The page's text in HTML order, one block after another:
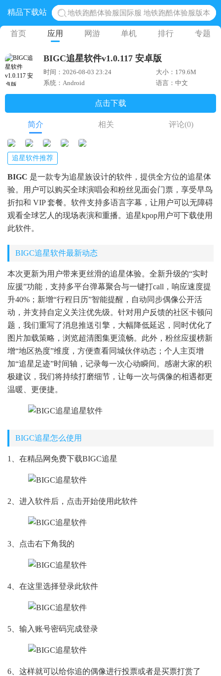
精品下载站
网易光遇手游正版 点亮星空共庆周年
黎明觉醒生机腾讯正版 黎明觉醒生机国际服
奥特曼王者传奇 正版奥特曼游戏
首页 应用 网游 单机 排行 专题
BIGC追星软件v1.0.117 安卓版
时间：2026-08-03 23:24
大小：179.6M
系统：Android
语言：中文
点击下载
简介 相关 评论(0)
追星软件推荐
BIGC 是一款专为追星族设计的软件，提供全方位的追星体
验。用户可以购买全球演唱会和粉丝见面会门票，享受早鸟
折扣和 VIP 套餐。软件支持多语言字幕，让用户可以无障碍
观看全球艺人的现场表演和重播。追星kpop用户可下载使用
此软件。
BIGC追星软件最新动态
本次更新为用户带来更丝滑的追星体验。全新升级的“实时
应援”功能，支持多平台弹幕聚合与一键打call，响应速度提
升40%；新增“行程日历”智能提醒，自动同步偶像公开活
动，并支持自定义关注优先级。针对用户反馈的社区卡顿问
题，我们重写了消息推送引擎，大幅降低延迟，同时优化了
图片加载策略，浏览超清图集更流畅。此外，粉丝应援榜新
增“地区热度”维度，方便查看同城伙伴动态；个人主页增
加“追星足迹”时间轴，记录每一次心动瞬间。感谢大家的积
极建议，我们将持续打磨细节，让每一次与偶像的相遇都更
温暖、更便捷。
BIGC追星怎么使用
1、在精品网免费下载BIGC追星
2、进入软件后，点击开始使用此软件
3、点击右下角我的
4、在这里选择登录此软件
5、输入账号密码完成登录
6、这样就可以给你追的偶像进行投票或者是买票打赏了